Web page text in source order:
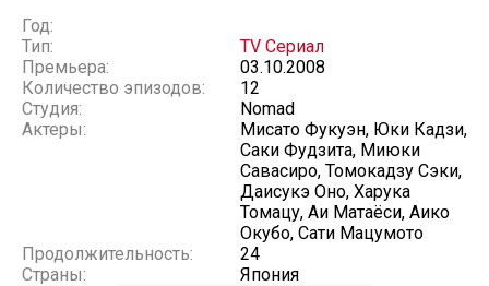
Год:
Тип:
TV Сериал
Премьера:
03.10.2008
Количество эпизодов:
12
Студия:
Nomad
Актеры:
Мисато Фукуэн, Юки Кадзи,
Саки Фудзита, Миюки
Савасиро, Томокадзу Сэки,
Даисукэ Оно, Харука
Томацу, Аи Матаёси, Аико
Окубо, Сати Мацумото
Продолжительность:
24
Страны:
Япония